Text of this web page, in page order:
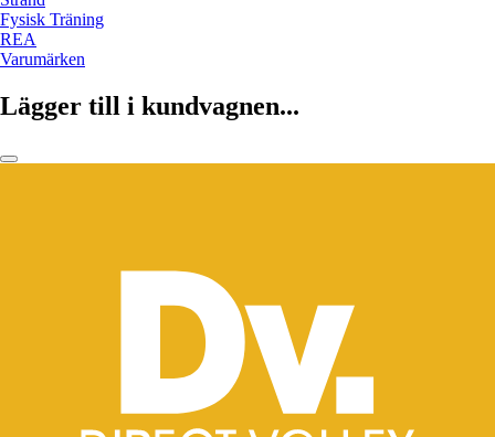
Fysisk Träning
REA
Varumärken
Lägger till i kundvagnen...